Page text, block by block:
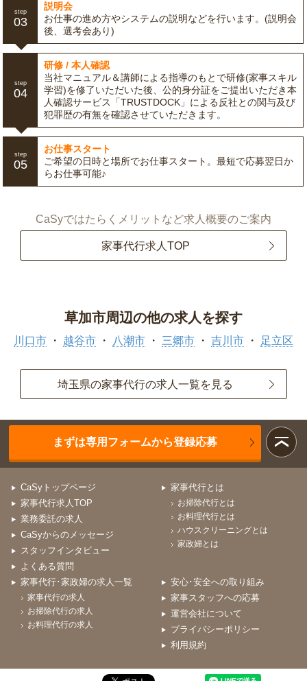
step
03
説明会
お仕事の進め方やシステムの説明などを行います。(説明会
後、選考会あり)
step
04
研修 / 本人確認
当社マニュアル＆講師による指導のもとで研修(家事スキル
学習)を修了いただいた後、公的身分証をご提出いただき本
人確認サービス「TRUSTDOCK」による反社との関与及び
犯罪歴の有無を確認させていただきます。
step
05
お仕事スタート
ご希望の日時と場所でお仕事スタート。最短で応募翌日か
らお仕事可能♪
CaSyではたらくメリットなど求人概要のご案内
家事代行求人TOP
草加市周辺の他の求人を探す
川口市 越谷市 八潮市 三郷市 吉川市 足立区
埼玉県の家事代行の求人一覧を見る
まずは専用フォームから登録応募
CaSyトップページ
家事代行求人TOP
業務委託の求人
CaSyからのメッセージ
スタッフインタビュー
よくある質問
家事代行とは
お掃除代行とは
お料理代行とは
ハウスクリーニングとは
家政婦とは
家事代行･家政婦の求人一覧
家事代行の求人
お掃除代行の求人
お料理代行の求人
安心･安全への取り組み
家事スタッフへの応募
運営会社について
プライバシーポリシー
利用規約